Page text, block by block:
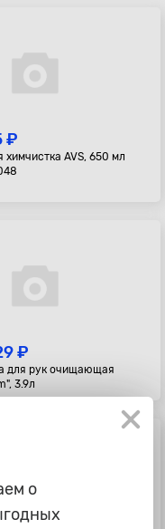
₽
химчистка AVS, 650 мл
₽
для рук очищающая
3.9л
о